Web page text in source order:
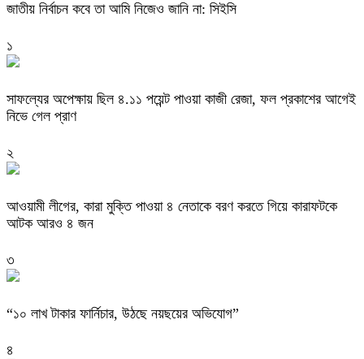
জাতীয় নির্বাচন কবে তা আমি নিজেও জানি না: সিইসি
১
সাফল্যের অপেক্ষায় ছিল ৪.১১ পয়েন্ট পাওয়া কাজী রেজা, ফল প্রকাশের আগেই
নিভে গেল প্রাণ
২
আওয়ামী লীগের, কারা মুক্তি পাওয়া ৪ নেতাকে বরণ করতে গিয়ে কারাফটকে
আটক আরও ৪ জন
৩
“১০ লাখ টাকার ফার্নিচার, উঠছে নয়ছয়ের অভিযোগ”
৪